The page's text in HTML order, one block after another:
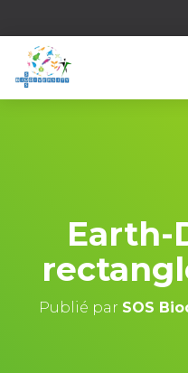
Earth-
Publié par SOS